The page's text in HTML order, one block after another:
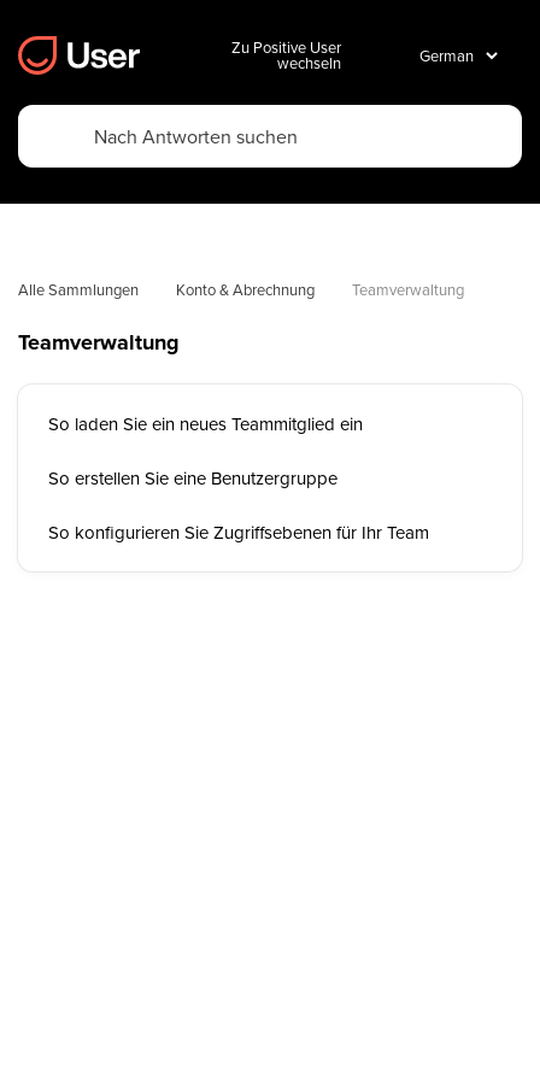
Zu Positive User
wechseln
Alle Sammlungen Konto & Abrechnung Teamverwaltung
Teamverwaltung
So laden Sie ein neues Teammitglied ein
So erstellen Sie eine Benutzergruppe
So konfigurieren Sie Zugriffsebenen für Ihr Team